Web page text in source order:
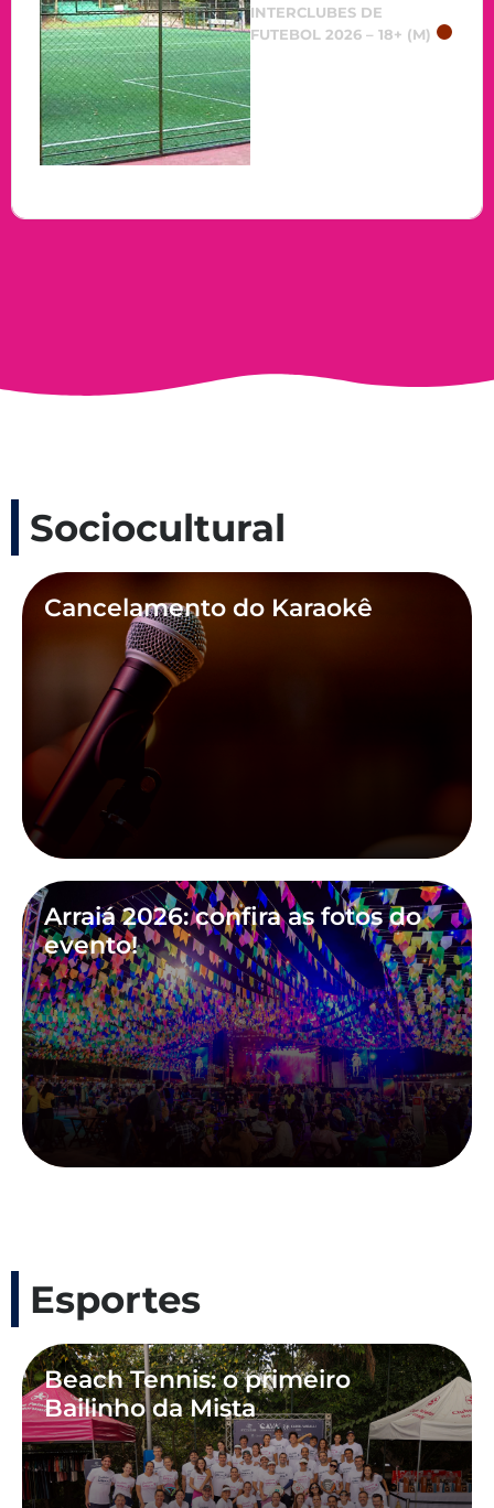
INTERCLUBES DE
FUTEBOL 2026 – 18+ (M)
Sociocultural
Cancelamento do Karaokê
Arraiá 2026: confira as fotos do
evento!
Esportes
Beach Tennis: o primeiro
Bailinho da Mista